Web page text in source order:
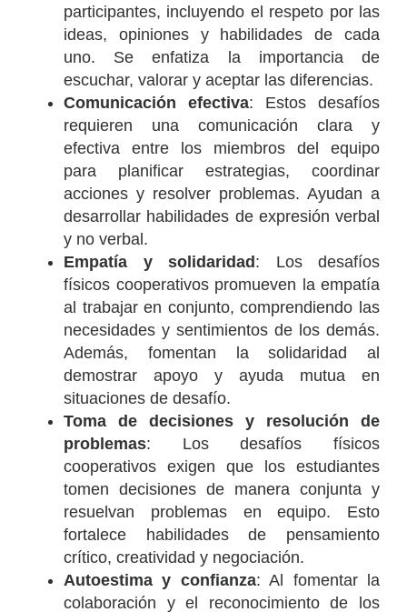
participantes, incluyendo el respeto por las
ideas, opiniones y habilidades de cada
uno. Se enfatiza la importancia de
escuchar, valorar y aceptar las diferencias.
Comunicación efectiva: Estos desafíos
requieren una comunicación clara y
efectiva entre los miembros del equipo
para planificar estrategias, coordinar
acciones y resolver problemas. Ayudan a
desarrollar habilidades de expresión verbal
y no verbal.
Empatía y solidaridad : Los desafíos
físicos cooperativos promueven la empatía
al trabajar en conjunto, comprendiendo las
necesidades y sentimientos de los demás.
Además, fomentan la solidaridad al
demostrar apoyo y ayuda mutua en
situaciones de desafío.
Toma de decisiones y resolución de
problemas: Los desafíos físicos
cooperativos exigen que los estudiantes
tomen decisiones de manera conjunta y
resuelvan problemas en equipo. Esto
fortalece habilidades de pensamiento
crítico, creatividad y negociación.
Autoestima y confianza: Al fomentar la
colaboración y el reconocimiento de los